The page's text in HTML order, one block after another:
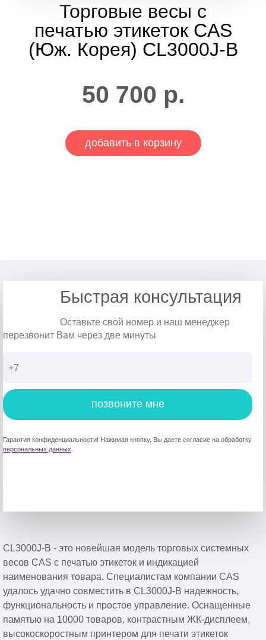
Торговые весы с
печатью этикеток CAS
(Юж. Корея) CL3000J-B
50 700 р.
добавить в корзину
Быстрая консультация
Оставьте свой номер и наш менеджер
перезвонит Вам через две минуты
позвоните мне
Гарантия конфиденциальности! Нажимая кнопку, Вы даете согласие на обработку
персональных данных
CL3000J-B - это новейшая модель торговых системных
весов CAS с печатью этикеток и индикацией
наименования товара. Специалистам компании CAS
удалось удачно совместить в CL3000J-B надежность,
функциональность и простое управление. Оснащенные
памятью на 10000 товаров, контрастным ЖК-дисплеем,
высокоскоростным принтером для печати этикеток